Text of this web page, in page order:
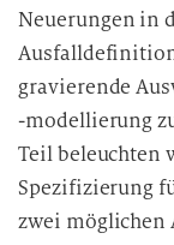
Neuerungen in
gravierende
-modellierung
Teil beleuchten
Spezifizierung
zwei möglichen